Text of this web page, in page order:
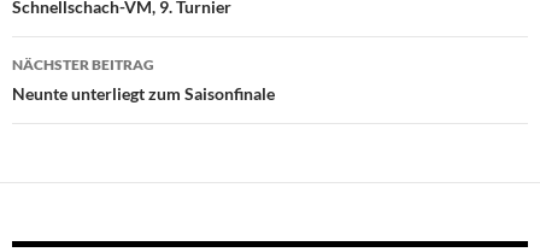
Schnellschach-VM, 9. Turnier
NÄCHSTER BEITRAG
Neunte unterliegt zum Saisonfinale